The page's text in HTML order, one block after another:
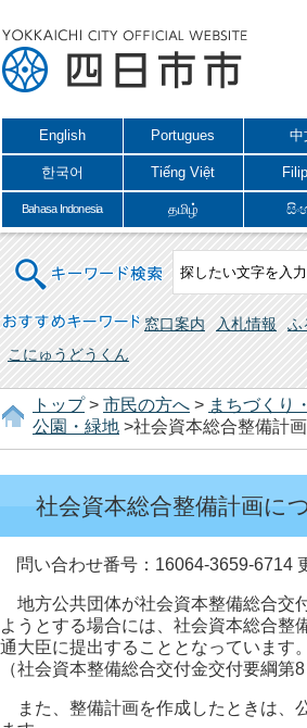
English Portugues 中
한국어 Tiếng Việt
Bahasa Indonesia தமிழ்
キーワード検索
おすすめキーワード 窓口案内 入札情報
ふ
こにゅうどうくん
トップ> 市民の方へ > まちづくり
公園・緑地 >社会資本総合整備計
社会資本総合整備計画に
問い合わせ番号：16064-3659-6714
地方公共団体が社会資本整備総合交
ようとする場合には、社会資本総合整
通大臣に提出することとなっています。
（社会資本整備総合交付金交付要綱第8
また、整備計画を作成したときは、